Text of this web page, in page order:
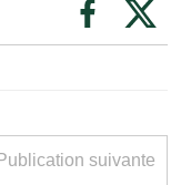
Publication suivante